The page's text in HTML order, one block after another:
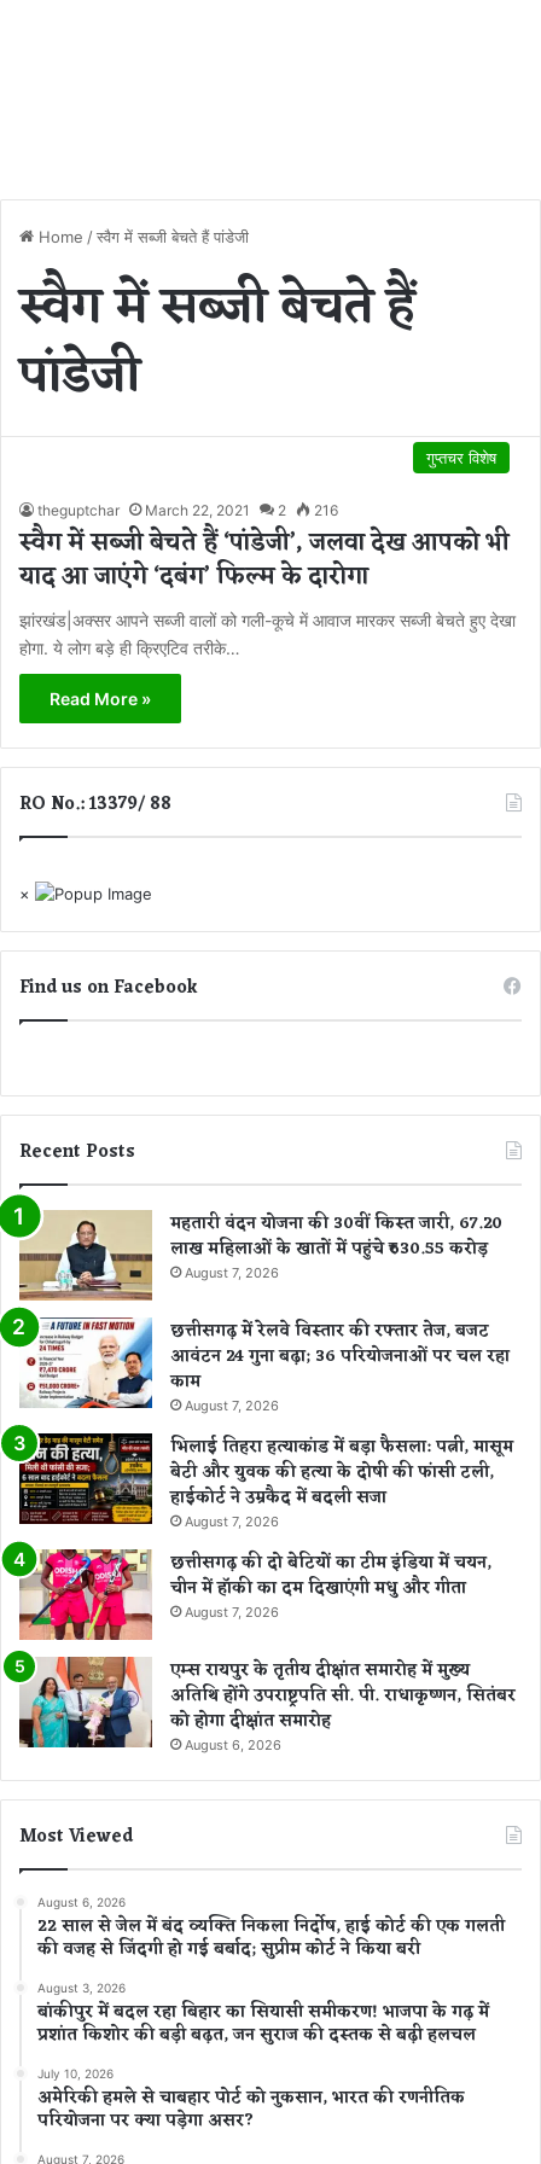
Home /स्वैग में सब्जी बेचते हैं पांडेजी
स्वैग में सब्जी बेचते हैं
पांडेजी
गुप्तचर विशेष
theguptchar March 22, 2021 2 216
स्वैग में सब्जी बेचते हैं ‘पांडेजी’, जलवा देख आपको भी
याद आ जाएंगे ‘दबंग’ फिल्म के दारोगा
झांरखंड|अक्सर आपने सब्जी वालों को गली-कूचे में आवाज मारकर सब्जी बेचते हुए देखा
होगा. ये लोग बड़े ही क्रिएटिव तरीके…
Read More »
RO No.: 13379/ 88
×
Find us on Facebook
Recent Posts
महतारी वंदन योजना की 30वीं किस्त जारी, 67.20
लाख महिलाओं के खातों में पहुंचे ₹630.55 करोड़
August 7, 2026
छत्तीसगढ़ में रेलवे विस्तार की रफ्तार तेज, बजट
आवंटन 24 गुना बढ़ा; 36 परियोजनाओं पर चल रहा
काम
August 7, 2026
भिलाई तिहरा हत्याकांड में बड़ा फैसला: पत्नी, मासूम
बेटी और युवक की हत्या के दोषी की फांसी टली,
हाईकोर्ट ने उम्रकैद में बदली सजा
August 7, 2026
छत्तीसगढ़ की दो बेटियों का टीम इंडिया में चयन,
चीन में हॉकी का दम दिखाएंगी मधु और गीता
August 7, 2026
एम्स रायपुर के तृतीय दीक्षांत समारोह में मुख्य
अतिथि होंगे उपराष्ट्रपति सी. पी. राधाकृष्णन, सितंबर
को होगा दीक्षांत समारोह
August 6, 2026
Most Viewed
August 6, 2026
22 साल से जेल में बंद व्यक्ति निकला निर्दोष, हाई कोर्ट की एक गलती
की वजह से जिंदगी हो गई बर्बाद; सुप्रीम कोर्ट ने किया बरी
August 3, 2026
बांकीपुर में बदल रहा बिहार का सियासी समीकरण! भाजपा के गढ़ में
प्रशांत किशोर की बड़ी बढ़त, जन सुराज की दस्तक से बढ़ी हलचल
July 10, 2026
अमेरिकी हमले से चाबहार पोर्ट को नुकसान, भारत की रणनीतिक
परियोजना पर क्या पड़ेगा असर?
August 7, 2026